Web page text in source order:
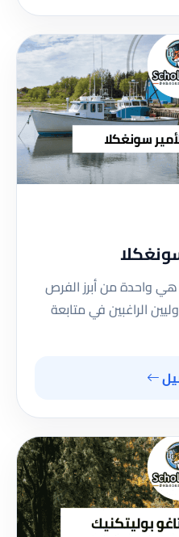
واحدة من أبرز الفرص
الراغبين في متابعة